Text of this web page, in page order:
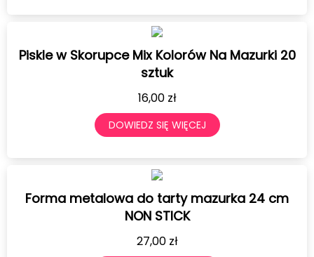
Piskle w Skorupce Mix Kolorów Na Mazurki 20
sztuk
16,00 zł
DOWIEDZ SIĘ WIĘCEJ
Forma metalowa do tarty mazurka 24 cm
NON STICK
27,00 zł